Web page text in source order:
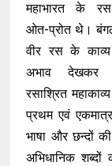
महाभारत के
ओत-प्रोत थे।
वीर रस के
अभाव देखकर
रसाश्रित
प्रथम एवं
भाषा और छन्दों
अभिधानिक